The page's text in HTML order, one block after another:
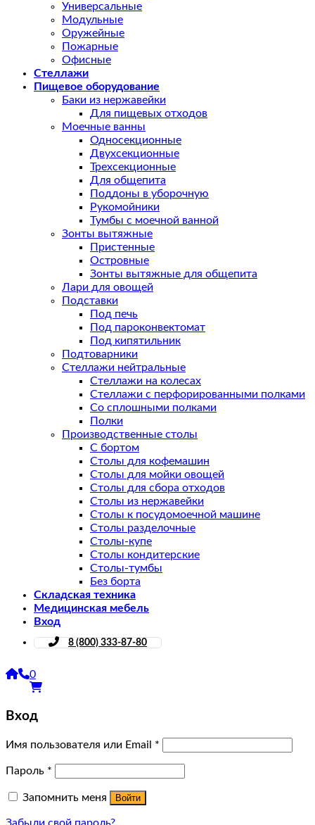
Универсальные
Модульные
Оружейные
Пожарные
Офисные
Стеллажи
Пищевое оборудование
Баки из нержавейки
Для пищевых отходов
Моечные ванны
Односекционные
Двухсекционные
Трехсекционные
Для общепита
Поддоны в уборочную
Рукомойники
Тумбы с моечной ванной
Зонты вытяжные
Пристенные
Островные
Зонты вытяжные для общепита
Лари для овощей
Подставки
Под печь
Под пароконвектомат
Под кипятильник
Подтоварники
Стеллажи нейтральные
Стеллажи на колесах
Стеллажи с перфорированными полками
Со сплошными полками
Полки
Производственные столы
С бортом
Столы для кофемашин
Столы для мойки овощей
Столы для сбора отходов
Столы из нержавейки
Столы к посудомоечной машине
Столы разделочные
Столы-купе
Столы кондитерские
Столы-тумбы
Без борта
Складская техника
Медицинская мебель
Вход
8 (800) 333-87-80
0
Вход
Имя пользователя или Email *
Пароль *
Запомнить меня Войти